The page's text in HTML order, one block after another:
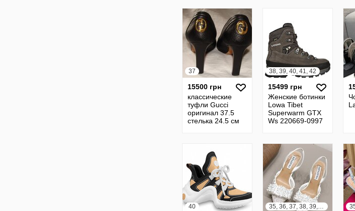
37
15500 грн
классические
туфли Gucci
оригинал 37.5
стелька 24.5 см
38, 39, 40, 41, 42
15499 грн
Женские ботинки
Lowa Tibet
Superwarm GTX
Ws 220669-0997
40 35, 36, 37, 38, 39, 40, 41, 42